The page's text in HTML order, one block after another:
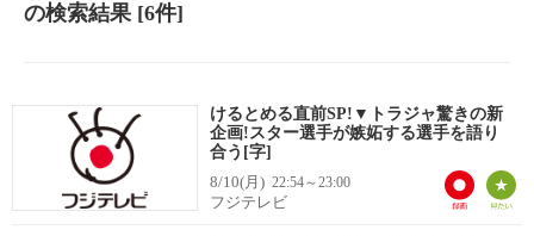
の検索結果[6件]
けるとめる直前SP!▼トラジャ驚きの新
企画!スター選手が嫉妬する選手を語り
合う[字]
8/10(月) 22:54～23:00
フジテレビ